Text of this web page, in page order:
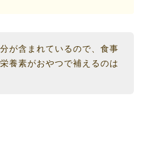
が含まれているので、食事
養素がおやつで補えるのは